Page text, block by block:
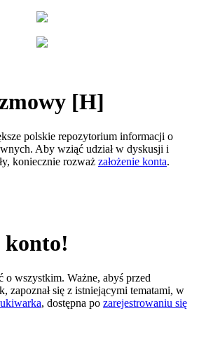
[H]
polskie repozytorium informacji o
Aby wziąć udział w dyskusji i
koniecznie rozważ założenie konta.
konto!
o wszystkim. Ważne, abyś przed
zapoznał się z istniejącymi tematami, w
, dostępna po zarejestrowaniu się